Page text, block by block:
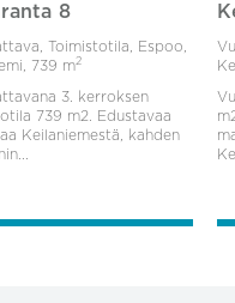
8
Toimistotila, Espoo,
739 m2
3. kerroksen
739 m2. Edustavaa
Keilaniemestä, kahden